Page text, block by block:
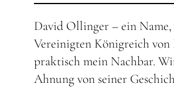
David Ollinger – ein
Vereinigten Königreich
praktisch mein Nachbar.
Ahnung von seiner